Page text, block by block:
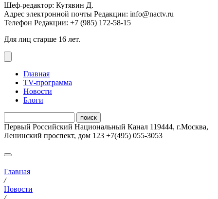
Шеф-редактор: Кутявин Д.
Адрес электронной почты Редакции: info@nactv.ru
Телефон Редакции: +7 (985) 172-58-15
Для лиц старше 16 лет.
Главная
ТV-программа
Новости
Блоги
Первый Российский Национальный Канал 119444, г.Москва,
Ленинский проспект, дом 123 +7(495) 055-3053
Главная
/
Новости